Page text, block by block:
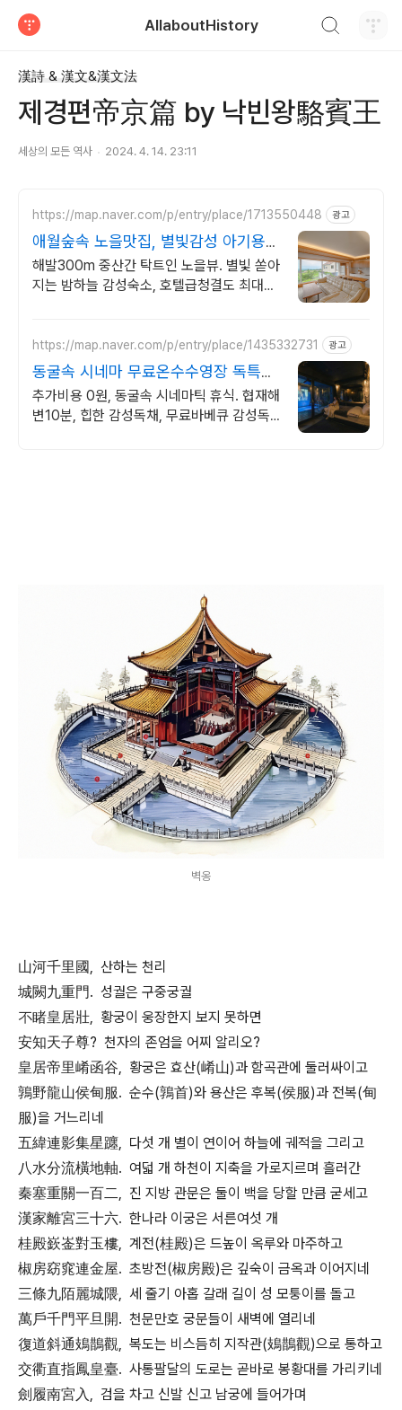
AllaboutHistory
漢詩 & 漢文&漢文法
제경편帝京篇 by 낙빈왕駱賓王
세상의 모든 역사 2024. 4. 14. 23:11
https://map.naver.com/p/entry/place/1713550448 광고
애월숲속 노을맛집, 별빛감성 아기용품
완벽구비, 대가족
해발300m 중산간 탁트인 노을뷰. 별빛 쏟아
지는 밤하늘 감성숙소, 호텔급청결도 최대
https://map.naver.com/p/entry/place/1435332731 광고
동굴속 시네마 무료온수수영장 독특하
고 아늑한 나만의아지트
추가비용 0원, 동굴속 시네마틱 휴식. 협재해
변10분, 힙한 감성독채, 무료바베큐 감성독
벽옹
山河千里國, 산하는 천리
城闕九重門. 성궐은 구중궁궐
不睹皇居壯, 황궁이 웅장한지 보지 못하면
安知天子尊? 천자의 존엄을 어찌 알리오?
皇居帝里崤函谷, 황궁은 효산(崤山)과 함곡관에 둘러싸이고
鶉野龍山侯甸服. 순수(鶉首)와 용산은 후복(侯服)과 전복(甸
服)을 거느리네
五緯連影集星躔, 다섯 개 별이 연이어 하늘에 궤적을 그리고
八水分流橫地軸. 여덟 개 하천이 지축을 가로지르며 흘러간
秦塞重關一百二, 진 지방 관문은 둘이 백을 당할 만큼 굳세고
漢家離宮三十六. 한나라 이궁은 서른여섯 개
桂殿嶔崟對玉樓, 계전(桂殿)은 드높이 옥루와 마주하고
椒房窈窕連金屋. 초방전(椒房殿)은 깊숙이 금옥과 이어지네
三條九陌麗城隈, 세 줄기 아홉 갈래 길이 성 모퉁이를 돌고
萬戶千門平旦開. 천문만호 궁문들이 새벽에 열리네
復道斜通鳷鵲觀, 복도는 비스듬히 지작관(鳷鵲觀)으로 통하고
交衢直指鳳皇臺. 사통팔달의 도로는 곧바로 봉황대를 가리키네
劍履南宮入, 검을 차고 신발 신고 남궁에 들어가며